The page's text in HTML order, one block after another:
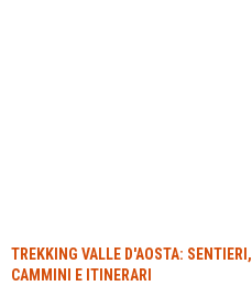
TREKKING VALLE D'AOSTA: SENTIERI,
CAMMINI E ITINERARI